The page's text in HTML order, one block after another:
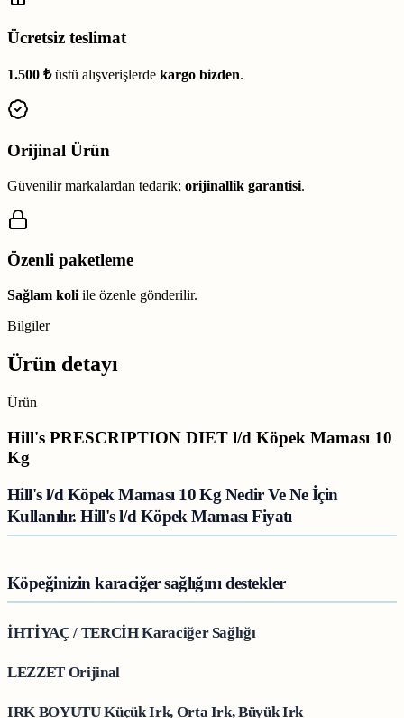
Ücretsiz teslimat
1.500 ₺üstü alışverişlerde kargo bizden.
Orijinal Ürün
Güvenilir markalardan tedarik; orijinallik garantisi.
Özenli paketleme
Sağlam koli ile özenle gönderilir.
Bilgiler
Ürün detayı
Ürün
Hill's PRESCRIPTION DIET l/d Köpek Maması 10
Kg
Hill's l/d Köpek Maması 10 Kg Nedir Ve Ne İçin
Kullanılır. Hill's l/d Köpek Maması Fiyatı
Köpeğinizin karaciğer sağlığını destekler
İHTİYAÇ / TERCİH Karaciğer Sağlığı
LEZZET Orijinal
IRK BOYUTU Küçük Irk, Orta Irk, Büyük Irk